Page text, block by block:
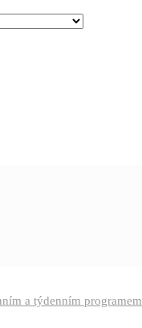
a týdenním programem